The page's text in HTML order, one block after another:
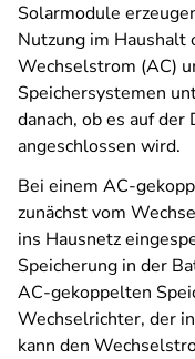
Solarmodule
Nutzung im Haushalt
Wechselstrom (AC)
Speichersystemen
danach, ob es auf
angeschlossen wird.
Bei einem AC-
zunächst vom
ins Hausnetz
Speicherung in der
AC-gekoppelten
Wechselrichter, der
kann den